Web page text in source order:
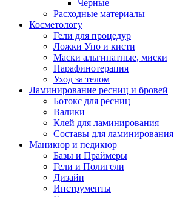
Черные
Расходные материалы
Косметологу
Гели для процедур
Ложки Уно и кисти
Маски альгинатные, миски
Парафинотерапия
Уход за телом
Ламинирование ресниц и бровей
Ботокс для ресниц
Валики
Клей для ламинирования
Составы для ламинирования
Маникюр и педикюр
Базы и Праймеры
Гели и Полигели
Дизайн
Инструменты